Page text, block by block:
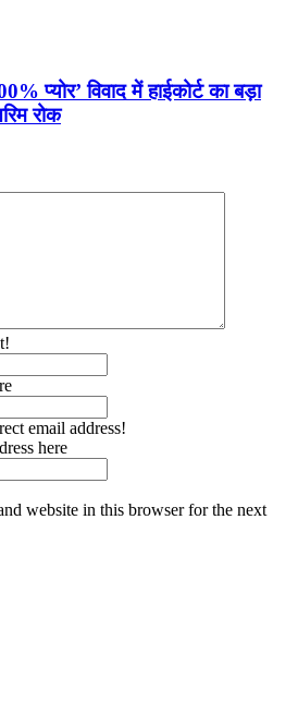
प्योर’ विवाद में हाईकोर्ट का बड़ा
रोक
email address!
here
website in this browser for the next